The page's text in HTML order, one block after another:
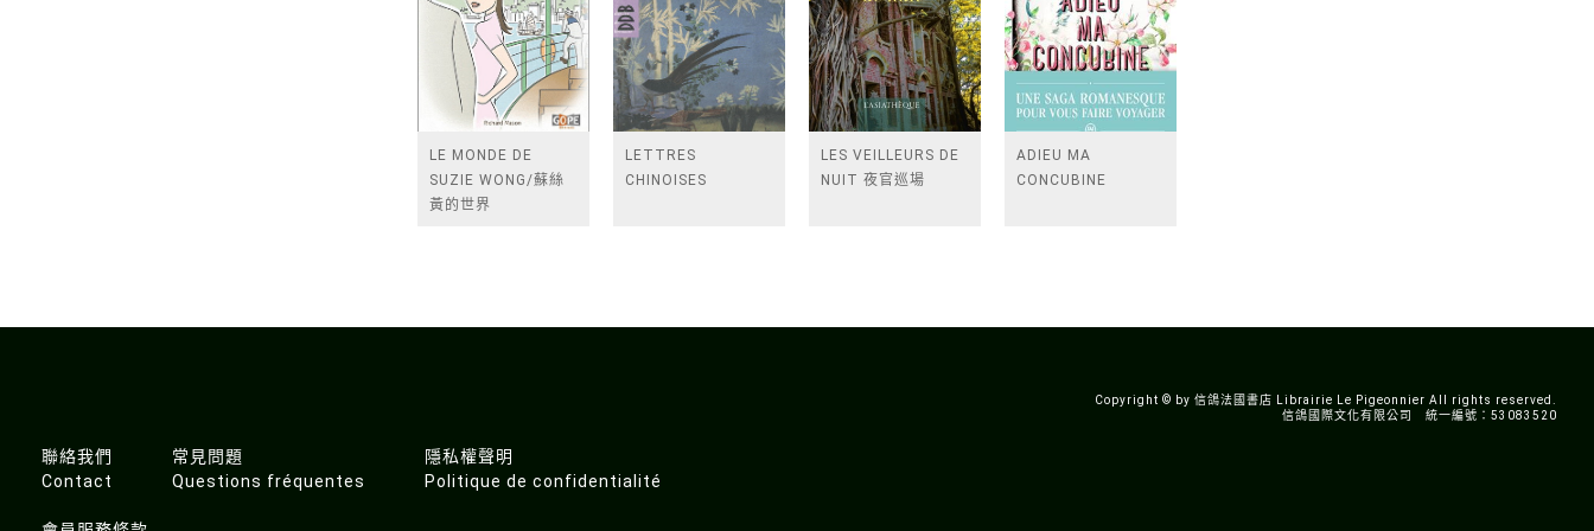
LE MONDE DE
SUZIE WONG/蘇絲
黃的世界
LETTRES
CHINOISES
LES VEILLEURS DE
NUIT 夜官巡場
ADIEU MA
CONCUBINE
Copyright © by 信鴿法國書店 Librairie Le Pigeonnier All rights reserved.
信鴿國際文化有限公司 統一編號：53083520
聯絡我們
Contact
常見問題
Questions fréquentes
隱私權聲明
Politique de confidentialité